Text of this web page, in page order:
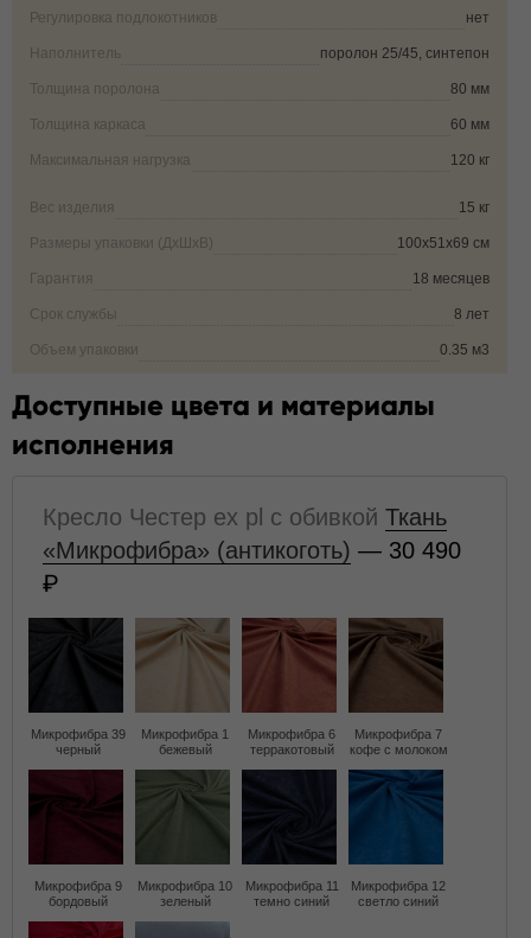
Регулировка подлокотников нет
Наполнитель поролон 25/45, синтепон
Толщина поролона 80 мм
Толщина каркаса 60 мм
Максимальная нагрузка 120 кг
Вес изделия 15 кг
Размеры упаковки (ДxШxВ) 100х51х69 см
Гарантия 18 месяцев
Срок службы 8 лет
Объем упаковки 0.35 м3
Доступные цвета и материалы
исполнения
Кресло Честер ех pl с обивкой Ткань
«Микрофибра» (антикоготь) — 30 490
Микрофибра 39
черный
Микрофибра 1
бежевый
Микрофибра 6
терракотовый
Микрофибра 7
кофе с молоком
Микрофибра 9
бордовый
Микрофибра 10
зеленый
Микрофибра 11
темно синий
Микрофибра 12
светло синий